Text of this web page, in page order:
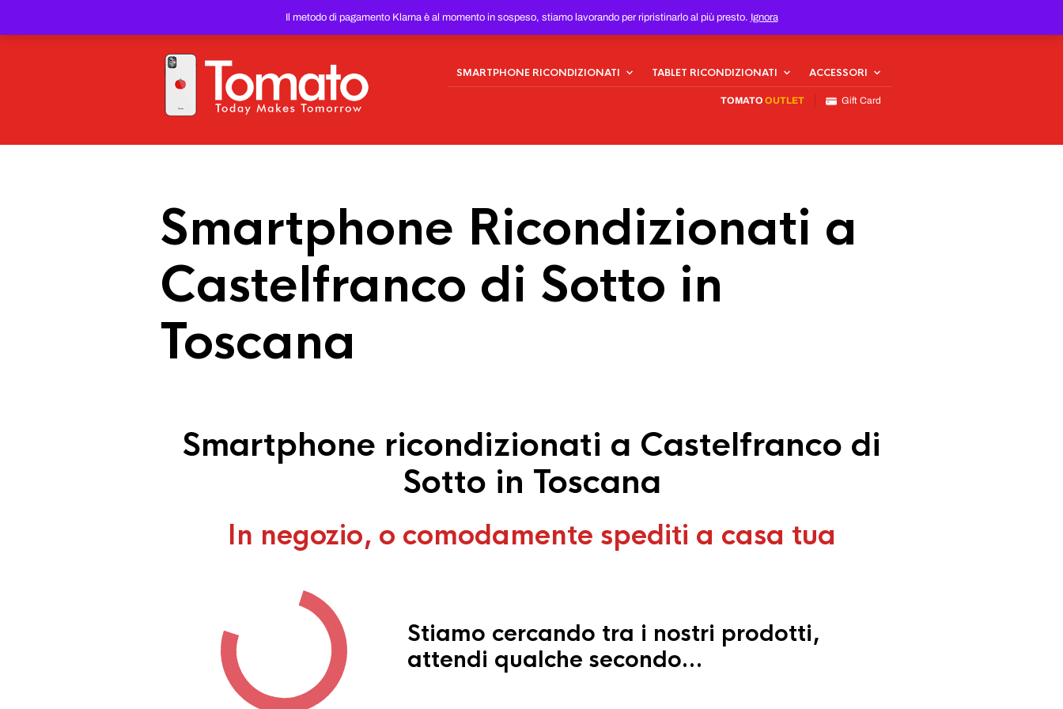
Il metodo di pagamento Klarna è al momento in sospeso, stiamo lavorando per ripristinarlo al più presto. Ignora
PREZZO DEL WEB!
SMARTPHONE RICONDIZIONATI TABLET RICONDIZIONATI ACCESSORI
TOMATO OUTLET Gift Card
Smartphone Ricondizionati a
Castelfranco di Sotto in
Toscana
Smartphone ricondizionati a Castelfranco di
Sotto in Toscana
In negozio, o comodamente spediti a casa tua
Stiamo cercando tra i nostri prodotti,
attendi qualche secondo…